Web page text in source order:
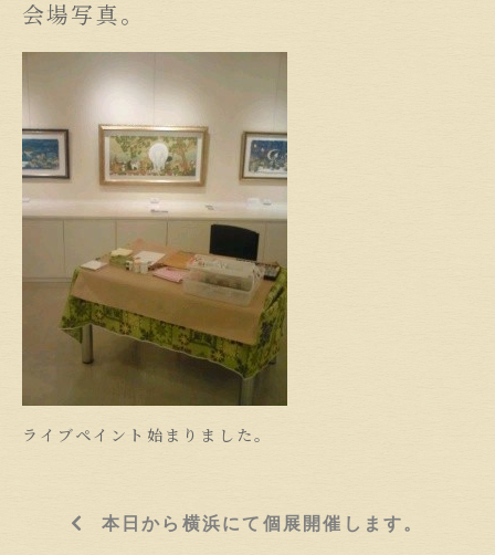
会場写真。
ライブペイント始まりました。
本日から横浜にて個展開催します。